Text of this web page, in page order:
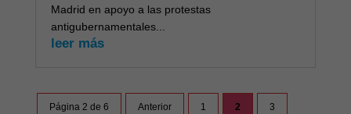
Madrid en apoyo a las protestas
antigubernamentales...
leer más
Página 2 de 6 Anterior 1 2 3